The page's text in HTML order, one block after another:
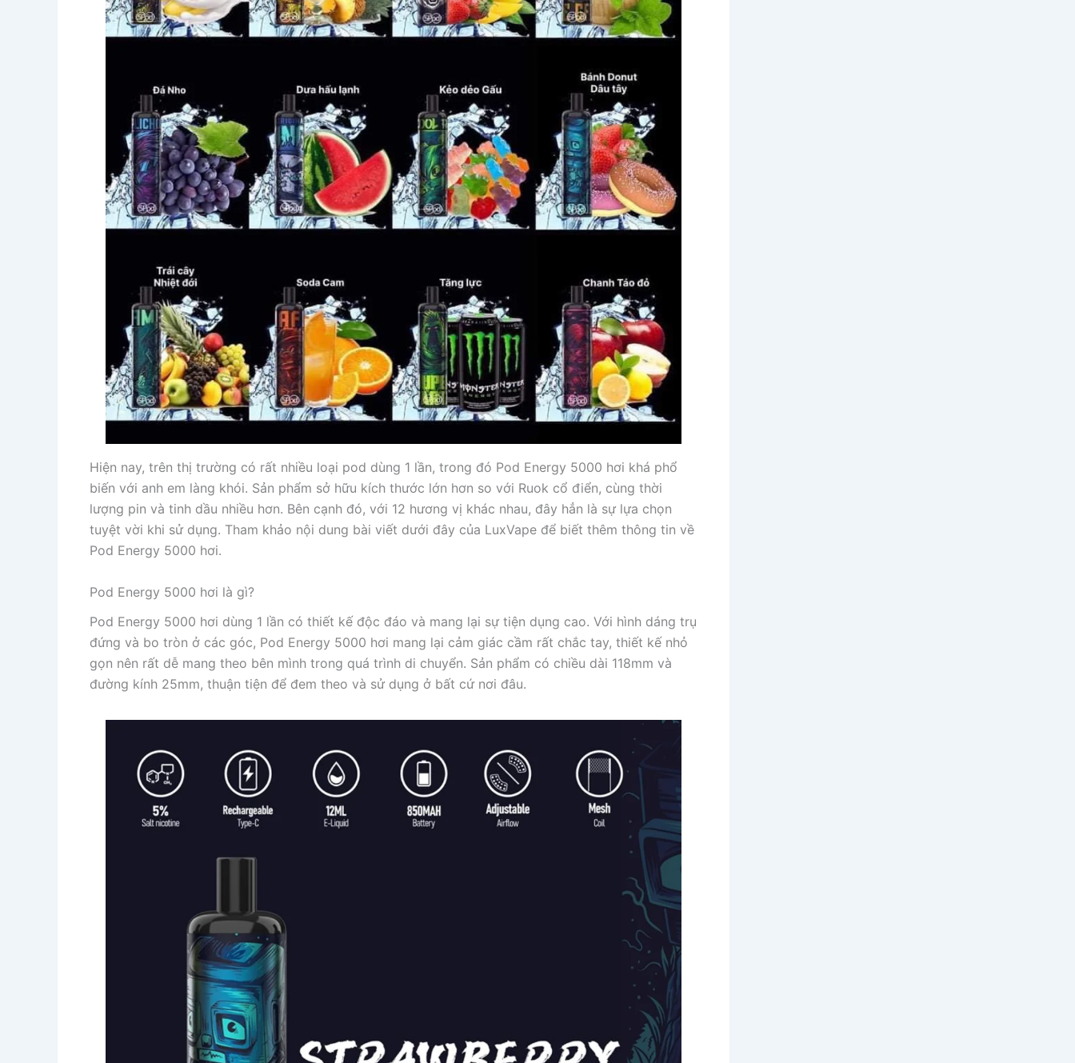
Hiện nay, trên thị trường có rất nhiều loại pod dùng 1 lần, trong đó Pod Energy 5000 hơi khá phổ
biến với anh em làng khói. Sản phẩm sở hữu kích thước lớn hơn so với Ruok cổ điển, cùng thời
lượng pin và tinh dầu nhiều hơn. Bên cạnh đó, với 12 hương vị khác nhau, đây hẳn là sự lựa chọn
tuyệt vời khi sử dụng. Tham khảo nội dung bài viết dưới đây của LuxVape để biết thêm thông tin về
Pod Energy 5000 hơi.
Pod Energy 5000 hơi là gì?
Pod Energy 5000 hơi dùng 1 lần có thiết kế độc đáo và mang lại sự tiện dụng cao. Với hình dáng trụ
đứng và bo tròn ở các góc, Pod Energy 5000 hơi mang lại cảm giác cầm rất chắc tay, thiết kế nhỏ
gọn nên rất dễ mang theo bên mình trong quá trình di chuyển. Sản phẩm có chiều dài 118mm và
đường kính 25mm, thuận tiện để đem theo và sử dụng ở bất cứ nơi đâu.